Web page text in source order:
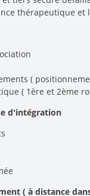
thérapeutique et
(
( 1ère et 2ème
d'intégration
( à distance